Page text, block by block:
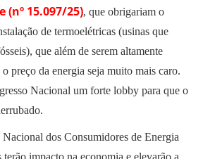
(nº 15.097/25), que obrigariam o
de termoelétricas (usinas que
que além de serem altamente
preço da energia seja muito mais caro.
Nacional um forte lobby para que o
dos Consumidores de Energia
terão impacto na economia e elevarão a